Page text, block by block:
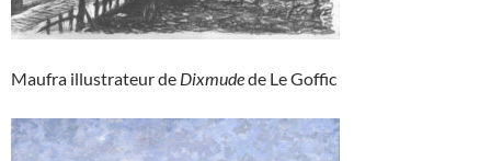
Maufra illustrateur de Dixmudede Le Goffic